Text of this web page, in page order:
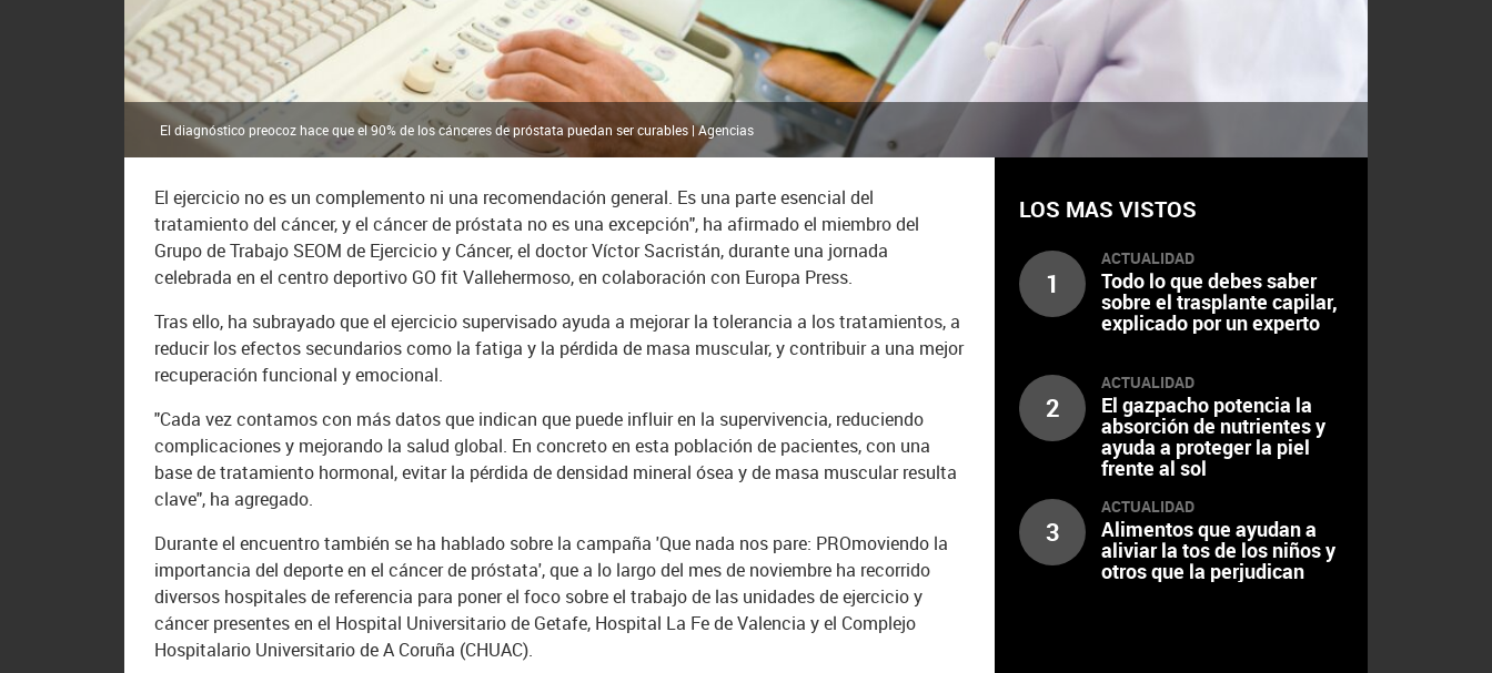
El diagnóstico preocoz hace que el 90% de los cánceres de próstata puedan ser curables | Agencias
El ejercicio no es un complemento ni una recomendación general. Es una parte esencial del
tratamiento del cáncer, y el cáncer de próstata no es una excepción", ha afirmado el miembro del
Grupo de Trabajo SEOM de Ejercicio y Cáncer, el doctor Víctor Sacristán, durante una jornada
celebrada en el centro deportivo GO fit Vallehermoso, en colaboración con Europa Press.
Tras ello, ha subrayado que el ejercicio supervisado ayuda a mejorar la tolerancia a los tratamientos, a
reducir los efectos secundarios como la fatiga y la pérdida de masa muscular, y contribuir a una mejor
recuperación funcional y emocional.
"Cada vez contamos con más datos que indican que puede influir en la supervivencia, reduciendo
complicaciones y mejorando la salud global. En concreto en esta población de pacientes, con una
base de tratamiento hormonal, evitar la pérdida de densidad mineral ósea y de masa muscular resulta
clave", ha agregado.
Durante el encuentro también se ha hablado sobre la campaña 'Que nada nos pare: PROmoviendo la
importancia del deporte en el cáncer de próstata', que a lo largo del mes de noviembre ha recorrido
diversos hospitales de referencia para poner el foco sobre el trabajo de las unidades de ejercicio y
cáncer presentes en el Hospital Universitario de Getafe, Hospital La Fe de Valencia y el Complejo
Hospitalario Universitario de A Coruña (CHUAC).
LOS MAS VISTOS
1
ACTUALIDAD
Todo lo que debes saber
sobre el trasplante capilar,
explicado por un experto
2
ACTUALIDAD
El gazpacho potencia la
absorción de nutrientes y
ayuda a proteger la piel
frente al sol
3
ACTUALIDAD
Alimentos que ayudan a
aliviar la tos de los niños y
otros que la perjudican